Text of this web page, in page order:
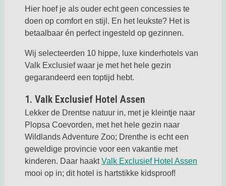
Hier hoef je als ouder echt geen concessies te
doen op comfort en stijl. En het leukste? Het is
betaalbaar én perfect ingesteld op gezinnen.
Wij selecteerden 10 hippe, luxe kinderhotels van
Valk Exclusief waar je met het hele gezin
gegarandeerd een toptijd hebt.
1. Valk Exclusief Hotel Assen
Lekker de Drentse natuur in, met je kleintje naar
Plopsa Coevorden, met het hele gezin naar
Wildlands Adventure Zoo; Drenthe is echt een
geweldige provincie voor een vakantie met
kinderen. Daar haaktValk Exclusief Hotel AssenDeze
mooi op in; dit hotel is hartstikke kidsproof!